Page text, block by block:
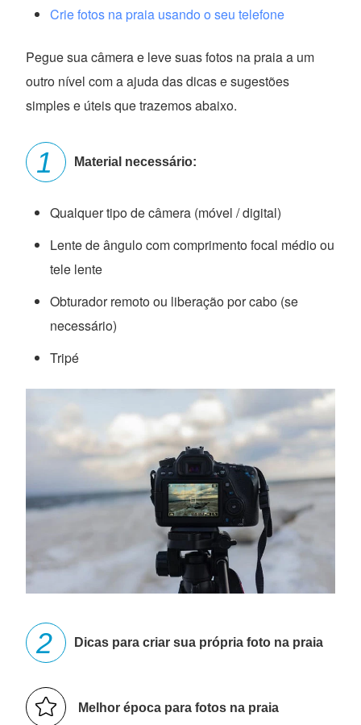
Crie fotos na praia usando o seu telefone
Pegue sua câmera e leve suas fotos na praia a um
outro nível com a ajuda das dicas e sugestões
simples e úteis que trazemos abaixo.
Material necessário:
Qualquer tipo de câmera (móvel / digital)
Lente de ângulo com comprimento focal médio ou
tele lente
Obturador remoto ou liberação por cabo (se
necessário)
Tripé
Dicas para criar sua própria foto na praia
Melhor época para fotos na praia